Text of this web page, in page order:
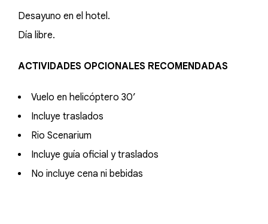
Desayuno en el hotel.
Día libre.
ACTIVIDADES OPCIONALES RECOMENDADAS
Vuelo en helicóptero 30’
Incluye traslados
Rio Scenarium
Incluye guía oficial y traslados
No incluye cena ni bebidas